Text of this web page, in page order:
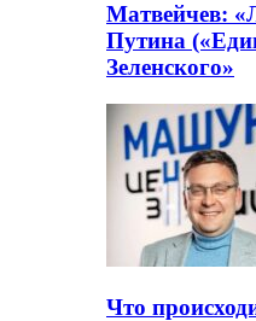
Матвейчев:
Путина
Зеленского»
Что